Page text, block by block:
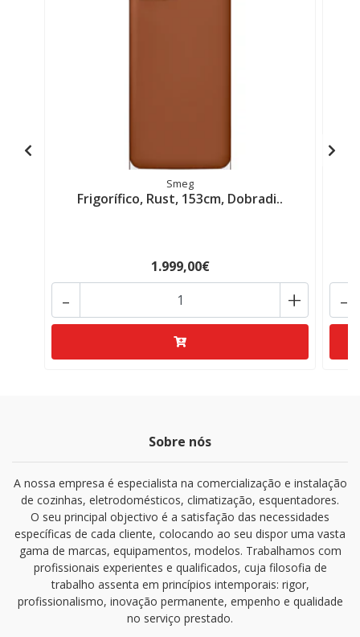
Smeg
Frigorífico, Rust, 153cm, Dobradi..
1.999,00€
+
- -
Sobre nós
A nossa empresa é especialista na comercialização e instalação
de cozinhas, eletrodomésticos, climatização, esquentadores.
O seu principal objectivo é a satisfação das necessidades
específicas de cada cliente, colocando ao seu dispor uma vasta
gama de marcas, equipamentos, modelos. Trabalhamos com
profissionais experientes e qualificados, cuja filosofia de
trabalho assenta em princípios intemporais: rigor,
profissionalismo, inovação permanente, empenho e qualidade
no serviço prestado.